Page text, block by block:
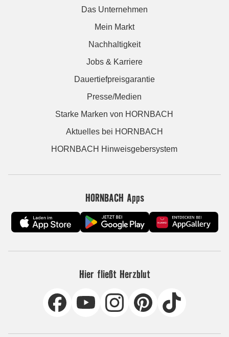
Das Unternehmen
Mein Markt
Nachhaltigkeit
Jobs & Karriere
Dauertiefpreisgarantie
Presse/Medien
Starke Marken von HORNBACH
Aktuelles bei HORNBACH
HORNBACH Hinweisgebersystem
HORNBACH Apps
Hier fließt Herzblut